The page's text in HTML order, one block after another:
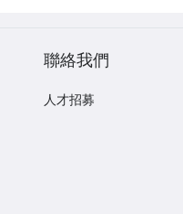
聯絡我們
人才招募